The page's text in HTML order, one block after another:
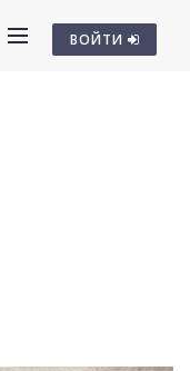
ВОЙТИ